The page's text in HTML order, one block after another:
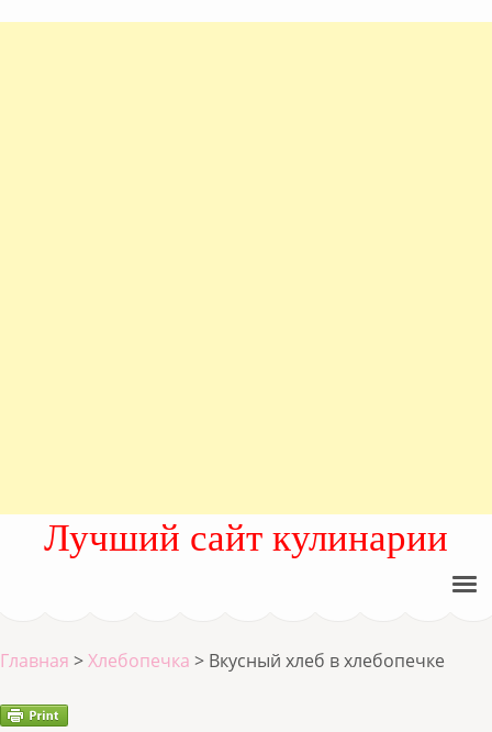
Лучший сайт кулинарии
Главная >Хлебопечка > Вкусный хлеб в хлебопечке